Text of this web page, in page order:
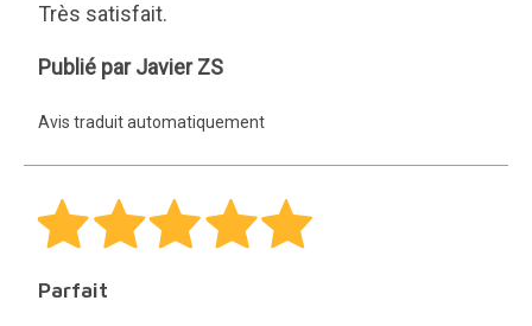
Très satisfait.
Javier
Publié par Javier ZS
Avis traduit automatiquement
Parfait